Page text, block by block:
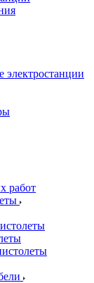
электростанции
работ